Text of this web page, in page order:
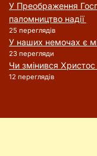
У Преображення
паломництво надії
25 переглядів
У наших немочах є
23 перегляди
Чи змінився
12 переглядів